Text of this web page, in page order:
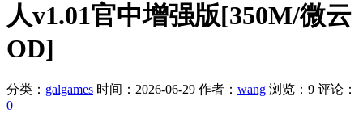
人v1.01官中增强版[350M/微云
OD]
分类： galgames 时间：2026-06-29 作者： wang 浏览：9 评论：
0